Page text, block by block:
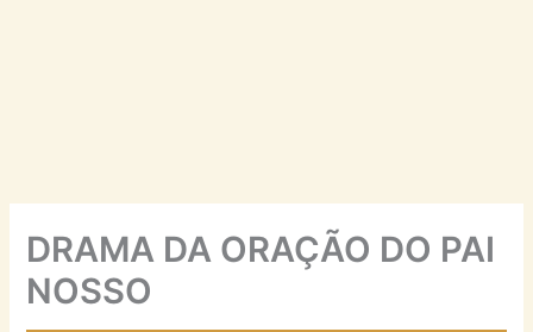
DRAMA DA ORAÇÃO DO PAI
NOSSO